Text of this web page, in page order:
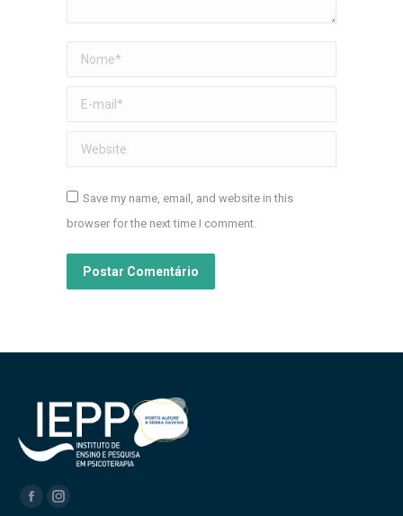
Nome *
E-mail *
Website
Save my name, email, and website in this
browser for the next time I comment.
Postar Comentário
Encontre-nos em:
FacebookInstagram